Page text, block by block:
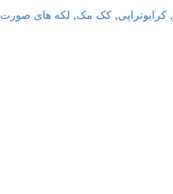
, کرایوتراپی, کک مک, لکه های صورت